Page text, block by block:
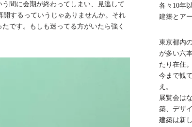
間に会期が終わってしまい、見逃して
するっていうじゃありませんか。それ
です。もしも迷ってる方がいたら強く
各々10年
建築とアー
東京都内
が多い六
たり在住。
今まで観
え。
展覧会は
築、デザ
建築は新